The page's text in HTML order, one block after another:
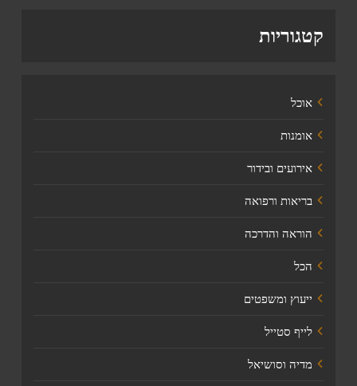
קטגוריות
אוכל
אומנות
אירועים ובידור
בריאות ורפואה
הוראה והדרכה
הכל
ייעוץ ומשפטים
לייף סטייל
מדיה וסושיאל